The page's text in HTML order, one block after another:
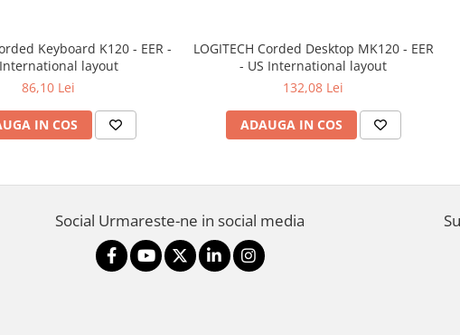
Keyboard K120 - EER -
layout
86,10 Lei
IN COS
LOGITECH Corded Desktop MK120 - EER
- US International layout
132,08 Lei
ADAUGA IN COS
Social Urmareste-ne in social media